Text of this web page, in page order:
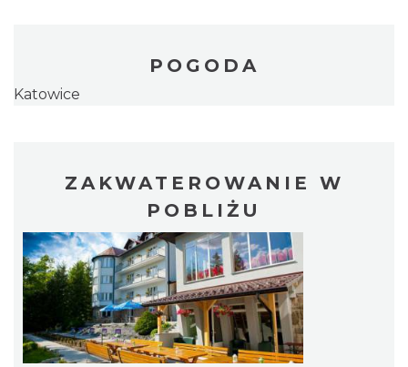
POGODA
Katowice
ZAKWATEROWANIE W
POBLIŻU